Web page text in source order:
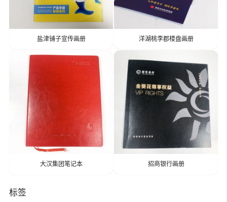
盐津铺子宣传画册 洋湖桃李郡楼盘画册
大汉集团笔记本 招商银行画册
标签